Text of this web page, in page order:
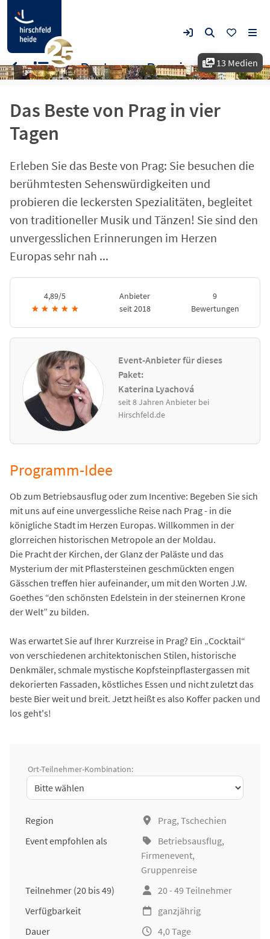
13 Medien
Das Beste von Prag in vier
Tagen
Erleben Sie das Beste von Prag: Sie besuchen die
berühmtesten Sehenswürdigkeiten und
probieren die leckersten Spezialitäten, begleitet
von traditioneller Musik und Tänzen! Sie sind den
unvergesslichen Erinnerungen im Herzen
Europas sehr nah ...
4,89/5
★ ★ ★ ★ ★
Anbieter
seit 2018
9
Bewertungen
Event-Anbieter für dieses
Paket:
Katerina Lyachová
seit 8 Jahren Anbieter bei
Hirschfeld.de
Das Beste von Prag in vier Tagen
Programm-Idee
Ob zum Betriebsausflug oder zum Incentive: Begeben Sie sich
mit uns auf eine unvergessliche Reise nach Prag - in die
königliche Stadt im Herzen Europas. Willkommen in der
glorreichen historischen Metropole an der Moldau.
Die Pracht der Kirchen, der Glanz der Paläste und das
Mysterium der mit Pflastersteinen geschmückten engen
Gässchen treffen hier aufeinander, um mit den Worten J.W.
Goethes “den schönsten Edelstein in der steinernen Krone
der Welt” zu bilden.
Was erwartet Sie auf Ihrer Kurzreise in Prag? Ein „Cocktail“
von verschiedenen architektonischen Stilen, historische
Denkmäler, schmale mystische Kopfsteinpflastergassen mit
dekorierten Fassaden, köstliches Essen und nicht zuletzt das
beste Bier weit und breit. Jetzt heißt es also Koffer packen und
los geht's!
Ort-Teilnehmer-Kombination:
Region
Prag, Tschechien
Event empfohlen als
Betriebsausflug,
Firmenevent,
Gruppenreise
Teilnehmer (20 bis 49)
20 - 49 Teilnehmer
Verfügbarkeit
ganzjährig
Dauer
4,0 Tage